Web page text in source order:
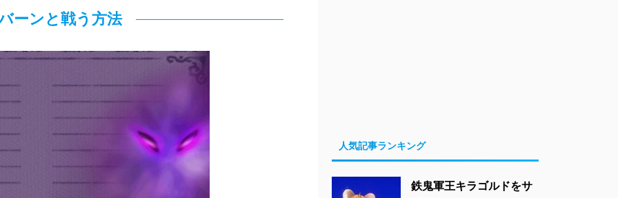
ーンと戦う方法
人気記事ランキング
鉄鬼軍王キラゴルドをサ